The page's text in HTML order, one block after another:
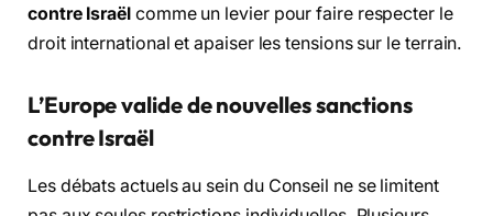
contre Israëlcomme un levier pour faire respecter le
droit international et apaiser les tensions sur le terrain.
L’Europe valide de nouvelles sanctions
contre Israël
Les débats actuels au sein du Conseil ne se limitent